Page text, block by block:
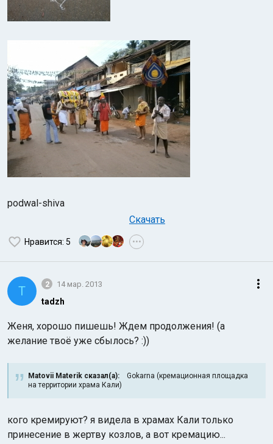
podwal-shiva
Скачать
Нравится: 5 •••
T 2 14 мар. 2013
tadzh
Женя, хорошо пишешь! Ждем продолжения! (а
желание твоё уже сбылось? :))
Matovii Materik сказал(а): Gokarna (кремационная площадка
на территории храма Кали)
кого кремируют? я видела в храмах Кали только
принесение в жертву козлов, а вот кремацию...